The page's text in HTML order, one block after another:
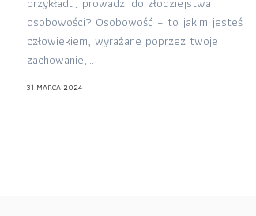
osobowości? Osobowość – to jakim jesteś
człowiekiem, wyrażane poprzez twoje
zachowanie,...
31 MARCA 2024